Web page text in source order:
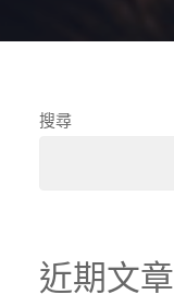
搜尋
近期文章